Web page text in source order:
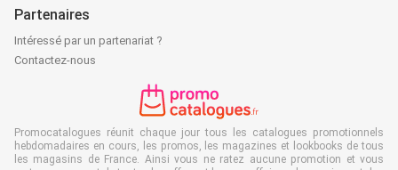
Partenaires
Intéressé par un partenariat ?
Contactez-nous
Promocatalogues réunit chaque jour tous les catalogues promotionnels
hebdomadaires en cours, les promos, les magazines et lookbooks de tous
les magasins de France. Ainsi vous ne ratez aucune promotion et vous